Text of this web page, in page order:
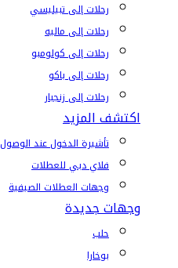
رحلات إلى تبيليسي
رحلات إلى ماليه
رحلات إلى كولومبو
رحلات إلى باكو
رحلات إلى زنجبار
اكتشف المزيد
تأشيرة الدخول عند الوصول
فلاي دبي للعطلات
وجهات العطلات الصيفية
وجهات جديدة
حلب
بوخارا